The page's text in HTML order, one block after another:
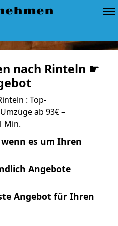
nach Rinteln ☛
: Top-
ab 93€ –
Min.
es um Ihren
Angebote
Angebot für Ihren